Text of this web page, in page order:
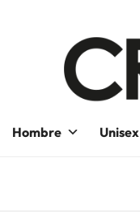
Hombre Unisex